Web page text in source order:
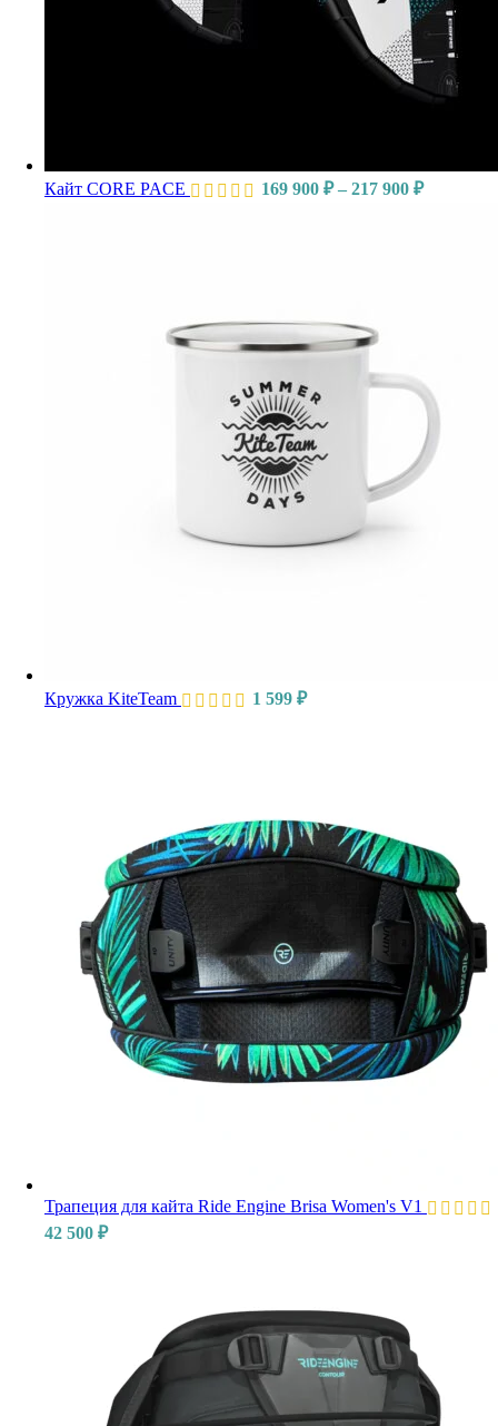
Кайт CORE PACE 169 900 ₽ – 217 900 ₽
Кружка KiteTeam 1 599 ₽
Трапеция для кайта Ride Engine Brisa Women's V1
42 500 ₽